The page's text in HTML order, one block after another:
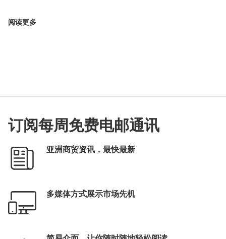
阅读更多
订阅每周免费电邮通讯
亚洲商贸资讯，最快最新
多媒体方式展示市场先机